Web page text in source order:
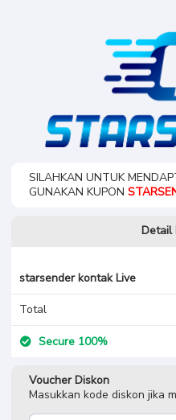
SILAHKAN UNTUK
GUNAKAN KUPON
Detail
starsender kontak Live
Total
Secure 100%
Voucher Diskon
Masukkan kode diskon jika